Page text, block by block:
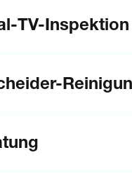
TV-Inspektion